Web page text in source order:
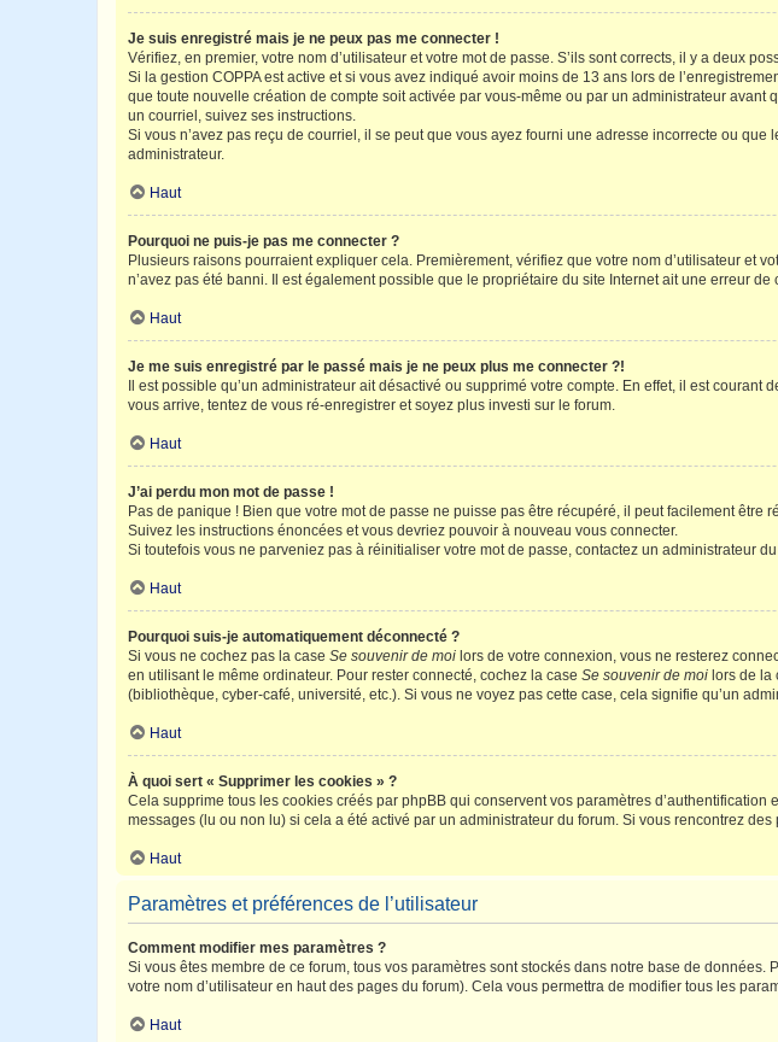
Je suis enregistré mais je ne peux pas me connecter !
Vérifiez, en premier, votre nom d’utilisateur et votre mot de passe. S’ils sont corrects, il y a deux
Si la gestion COPPA est active et si vous avez indiqué avoir moins de 13 ans lors de
que toute nouvelle création de compte soit activée par vous-même ou par un administrateur
un courriel, suivez ses instructions.
Si vous n’avez pas reçu de courriel, il se peut que vous ayez fourni une adresse incorrecte ou
administrateur.
Haut
Pourquoi ne puis-je pas me connecter ?
Plusieurs raisons pourraient expliquer cela. Premièrement, vérifiez que votre nom d’utilisateur et
n’avez pas été banni. Il est également possible que le propriétaire du site Internet ait une erreur
Haut
Je me suis enregistré par le passé mais je ne peux plus me connecter ?!
Il est possible qu’un administrateur ait désactivé ou supprimé votre compte. En effet, il est
vous arrive, tentez de vous ré-enregistrer et soyez plus investi sur le forum.
Haut
J’ai perdu mon mot de passe !
Pas de panique ! Bien que votre mot de passe ne puisse pas être récupéré, il peut facilement
Suivez les instructions énoncées et vous devriez pouvoir à nouveau vous connecter.
Si toutefois vous ne parveniez pas à réinitialiser votre mot de passe, contactez un administrateur
Haut
Pourquoi suis-je automatiquement déconnecté ?
Si vous ne cochez pas la case Se souvenir de moi lors de votre connexion, vous ne resterez
en utilisant le même ordinateur. Pour rester connecté, cochez la case Se souvenir de moi lors de
(bibliothèque, cyber-café, université, etc.). Si vous ne voyez pas cette case, cela signifie qu’un
Haut
À quoi sert « Supprimer les cookies » ?
Cela supprime tous les cookies créés par phpBB qui conservent vos paramètres
messages (lu ou non lu) si cela a été activé par un administrateur du forum. Si vous rencontrez
Haut
Paramètres et préférences de l’utilisateur
Comment modifier mes paramètres ?
Si vous êtes membre de ce forum, tous vos paramètres sont stockés dans notre base de données.
votre nom d’utilisateur en haut des pages du forum). Cela vous permettra de modifier tous les
Haut